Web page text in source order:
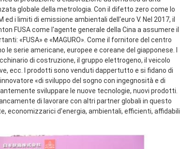
globale della metrologia. Con il difetto zero come lo
i limiti di emissione ambientali dell'euro V. Nel 2017, il
FUSA come l'agente generale della Cina a assumere il
«FUSA» e «MAGURO». Come il fornitore del centro
serie americane, europee e coreane del giapponese. I
di costruzione, il gruppo elettrogeno, il veicolo
ecc. I prodotti sono venduti dappertutto e si fidano di
«di sviluppo del sogno con ingegnosità e di
sviluppare le nuove tecnologie, nuovi prodotti.
di lavorare con altri partner globali in questo
economizzarici d'energia, ambientali, efficienti, affidabili